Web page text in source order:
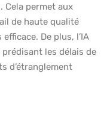
Cela permet aux
de haute qualité
De plus, l’IA
les délais de
d’étranglement